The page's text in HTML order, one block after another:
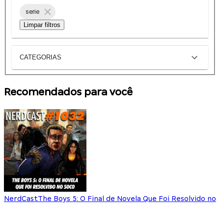
serie
Limpar filtros
CATEGORIAS
Recomendados para você
NerdCastThe Boys 5: O Final de Novela Que Foi Resolvido no